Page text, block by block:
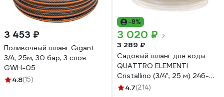
3 453 ₽
Поливочный шланг Gigant
3/4, 25м, 30 бар, 3 слоя
GWH-05
4.8(15)
-8%
3 020 ₽
3 289 ₽
Садовый шланг для воды
QUATTRO ELEMENTI
Cristallino (3/4", 25 м) 246-
9444.7(214)